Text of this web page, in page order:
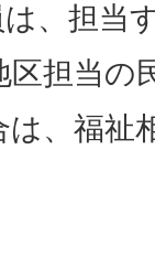
、担当
担当の
、福祉